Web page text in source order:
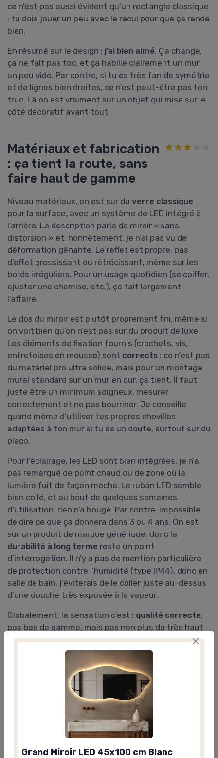
ce n’est pas aussi évident qu’un rectangle classique
: tu dois jouer un peu avec le recul pour que ça rende
bien.
En résumé sur le design : j’ai bien aimé. Ça change,
ça ne fait pas toc, et ça habille clairement un mur
un peu vide. Par contre, si tu es très fan de symétrie
et de lignes bien droites, ce n’est peut-être pas ton
truc. Là on est vraiment sur un objet qui mise sur le
côté décoratif avant tout.
Matériaux et fabrication
: ça tient la route, sans
faire haut de gamme
★★★★★
★★★★★
Niveau matériaux, on est sur du verre classique
pour la surface, avec un système de LED intégré à
l’arrière. La description parle de miroir « sans
distorsion » et, honnêtement, je n’ai pas vu de
déformation gênante. Le reflet est propre, pas
d’effet grossissant ou rétrécissant, même sur les
bords irréguliers. Pour un usage quotidien (se coiffer,
ajuster une chemise, etc.), ça fait largement
l’affaire.
Le dos du miroir est plutôt proprement fini, même si
on voit bien qu’on n’est pas sur du produit de luxe.
Les éléments de fixation fournis (crochets, vis,
entretoises en mousse) sont corrects : ce n’est pas
du matériel pro ultra solide, mais pour un montage
mural standard sur un mur en dur, ça tient. Il faut
juste être un minimum soigneux, mesurer
correctement et ne pas bourriner. Je conseille
quand même d’utiliser tes propres chevilles
adaptées à ton mur si tu as un doute, surtout sur du
placo.
Pour l’éclairage, les LED sont bien intégrées, je n’ai
pas remarqué de point chaud ou de zone où la
lumière fuit de façon moche. Le ruban LED semble
bien collé, et au bout de quelques semaines
d’utilisation, rien n’a bougé. Par contre, impossible
de dire ce que ça donnera dans 3 ou 4 ans. On est
sur un produit de marque générique, donc la
durabilité à long terme reste un point
d’interrogation. Il n’y a pas de mention particulière
de protection contre l’humidité (type IP44), donc en
salle de bain, j’éviterais de le coller juste au-dessus
d’une douche très exposée à la vapeur.
Globalement, la sensation c’est : qualité correcte,
pas bas de gamme, mais pas non plus du très haut
niveau. Ça inspire plus confiance qu’un miroir à 30 €
de supermarché, mais au prix affiché, on pourrait
espérer un peu plus de détails rassurants sur la
protection des LED et la résistance à l’humidité.
Pour un couloir, une chambre ou un salon, ça me
paraît suffisant. Pour une salle de bain très utilisée,
je serais un peu plus prudent.
Grand Miroir LED 45x100 cm Blanc